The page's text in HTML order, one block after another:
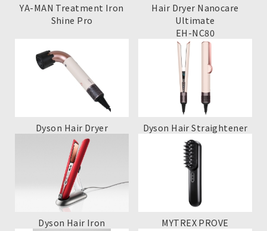
YA-MAN Treatment Iron
Shine Pro
Hair Dryer Nanocare
Ultimate
EH-NC80
Dyson Hair Dryer Dyson Hair Straightener
Dyson Hair Iron MYTREX PROVE